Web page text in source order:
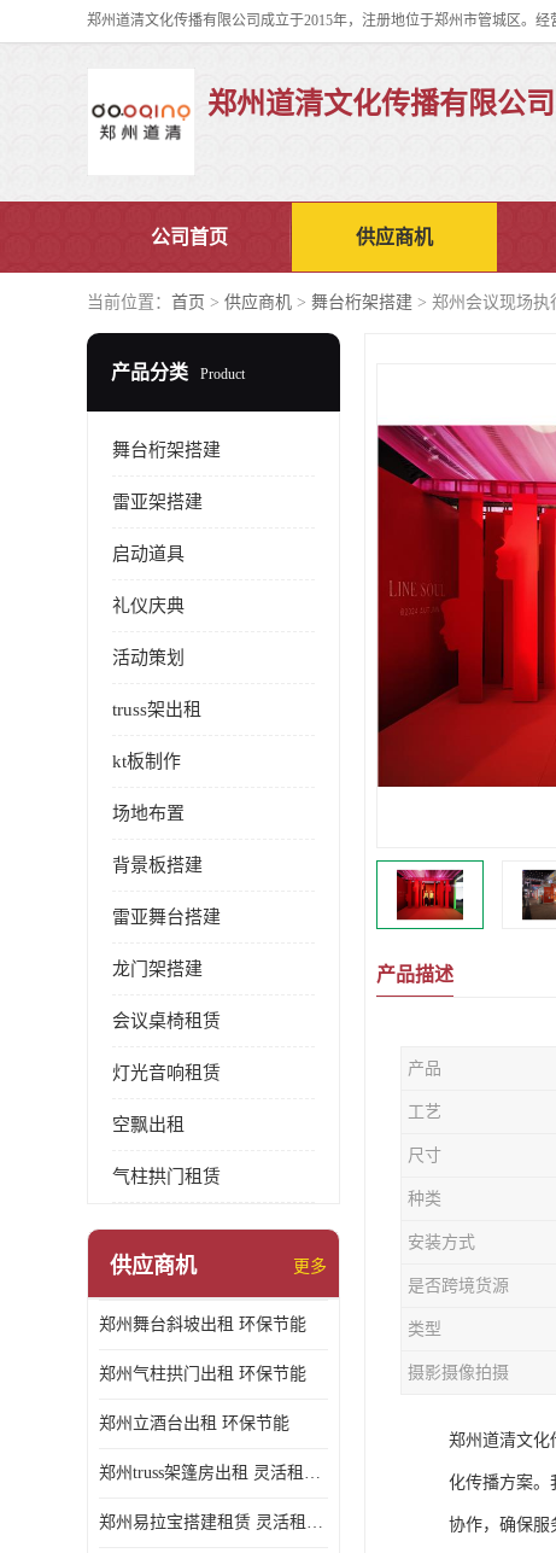
郑州道清文化传播有限公司
公司首页 供应商机
当前位置： 首页 > 供应商机 > 舞台桁架搭建 > 郑州会议现场执
产品分类 Product
舞台桁架搭建
雷亚架搭建
启动道具
礼仪庆典
活动策划
truss架出租
kt板制作
场地布置
背景板搭建
雷亚舞台搭建
龙门架搭建
会议桌椅租赁
灯光音响租赁
空飘出租
气柱拱门租赁
供应商机 更多
郑州舞台斜坡出租 环保节能
郑州气柱拱门出租 环保节能
郑州立酒台出租 环保节能
郑州truss架篷房出租 灵活租赁期限
郑州易拉宝搭建租赁 灵活租赁期限
产品描述
产品
工艺
尺寸
种类
安装方式
是否跨境货源
类型
摄影摄像拍摄
郑州道清文化
化传播方案。
协作，确保服